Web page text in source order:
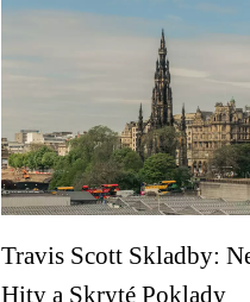
Travis Scott Skladby:
Hity a Skryté Poklady